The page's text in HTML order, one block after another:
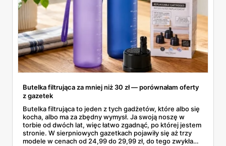
Butelka filtrująca za mniej niż 30 zł — porównałam oferty
z gazetek
Butelka filtrująca to jeden z tych gadżetów, które albo się
kocha, albo ma za zbędny wymysł. Ja swoją noszę w
torbie od dwóch lat, więc łatwo zgadnąć, po której jestem
stronie. W sierpniowych gazetkach pojawiły się aż trzy
modele w cenach od 24,99 do 29,99 zł, do tego zwykła